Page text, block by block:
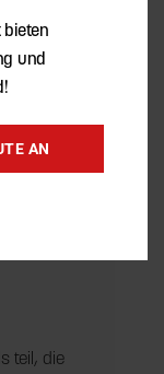
teil, die
bieten
und
AN